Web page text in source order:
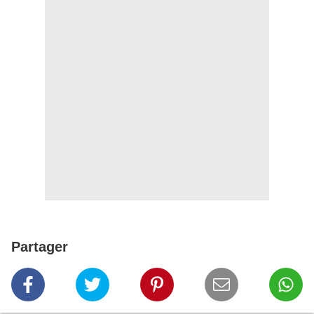
Partager